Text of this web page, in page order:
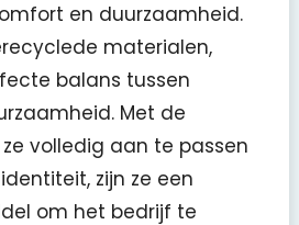
en duurzaamheid.
materialen,
balans tussen
Met de
volledig aan te passen
zijn ze een
om het bedrijf te